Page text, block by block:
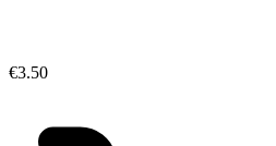
€3.50